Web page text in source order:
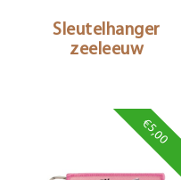
Sleutelhanger
zeeleeuw
€5,00